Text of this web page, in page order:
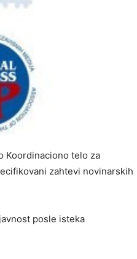
Koordinaciono telo za
zahtevi novinarskih
posle isteka